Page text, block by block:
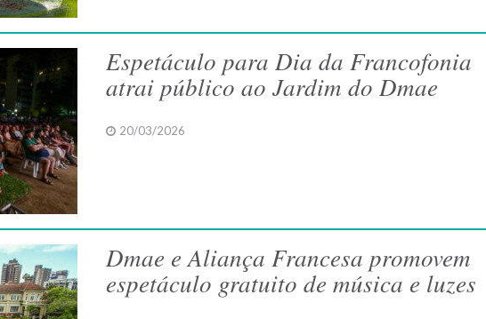
Espetáculo para Dia da Francofonia
atrai público ao Jardim do Dmae
20/03/2026
Dmae e Aliança Francesa promovem
espetáculo gratuito de música e luzes